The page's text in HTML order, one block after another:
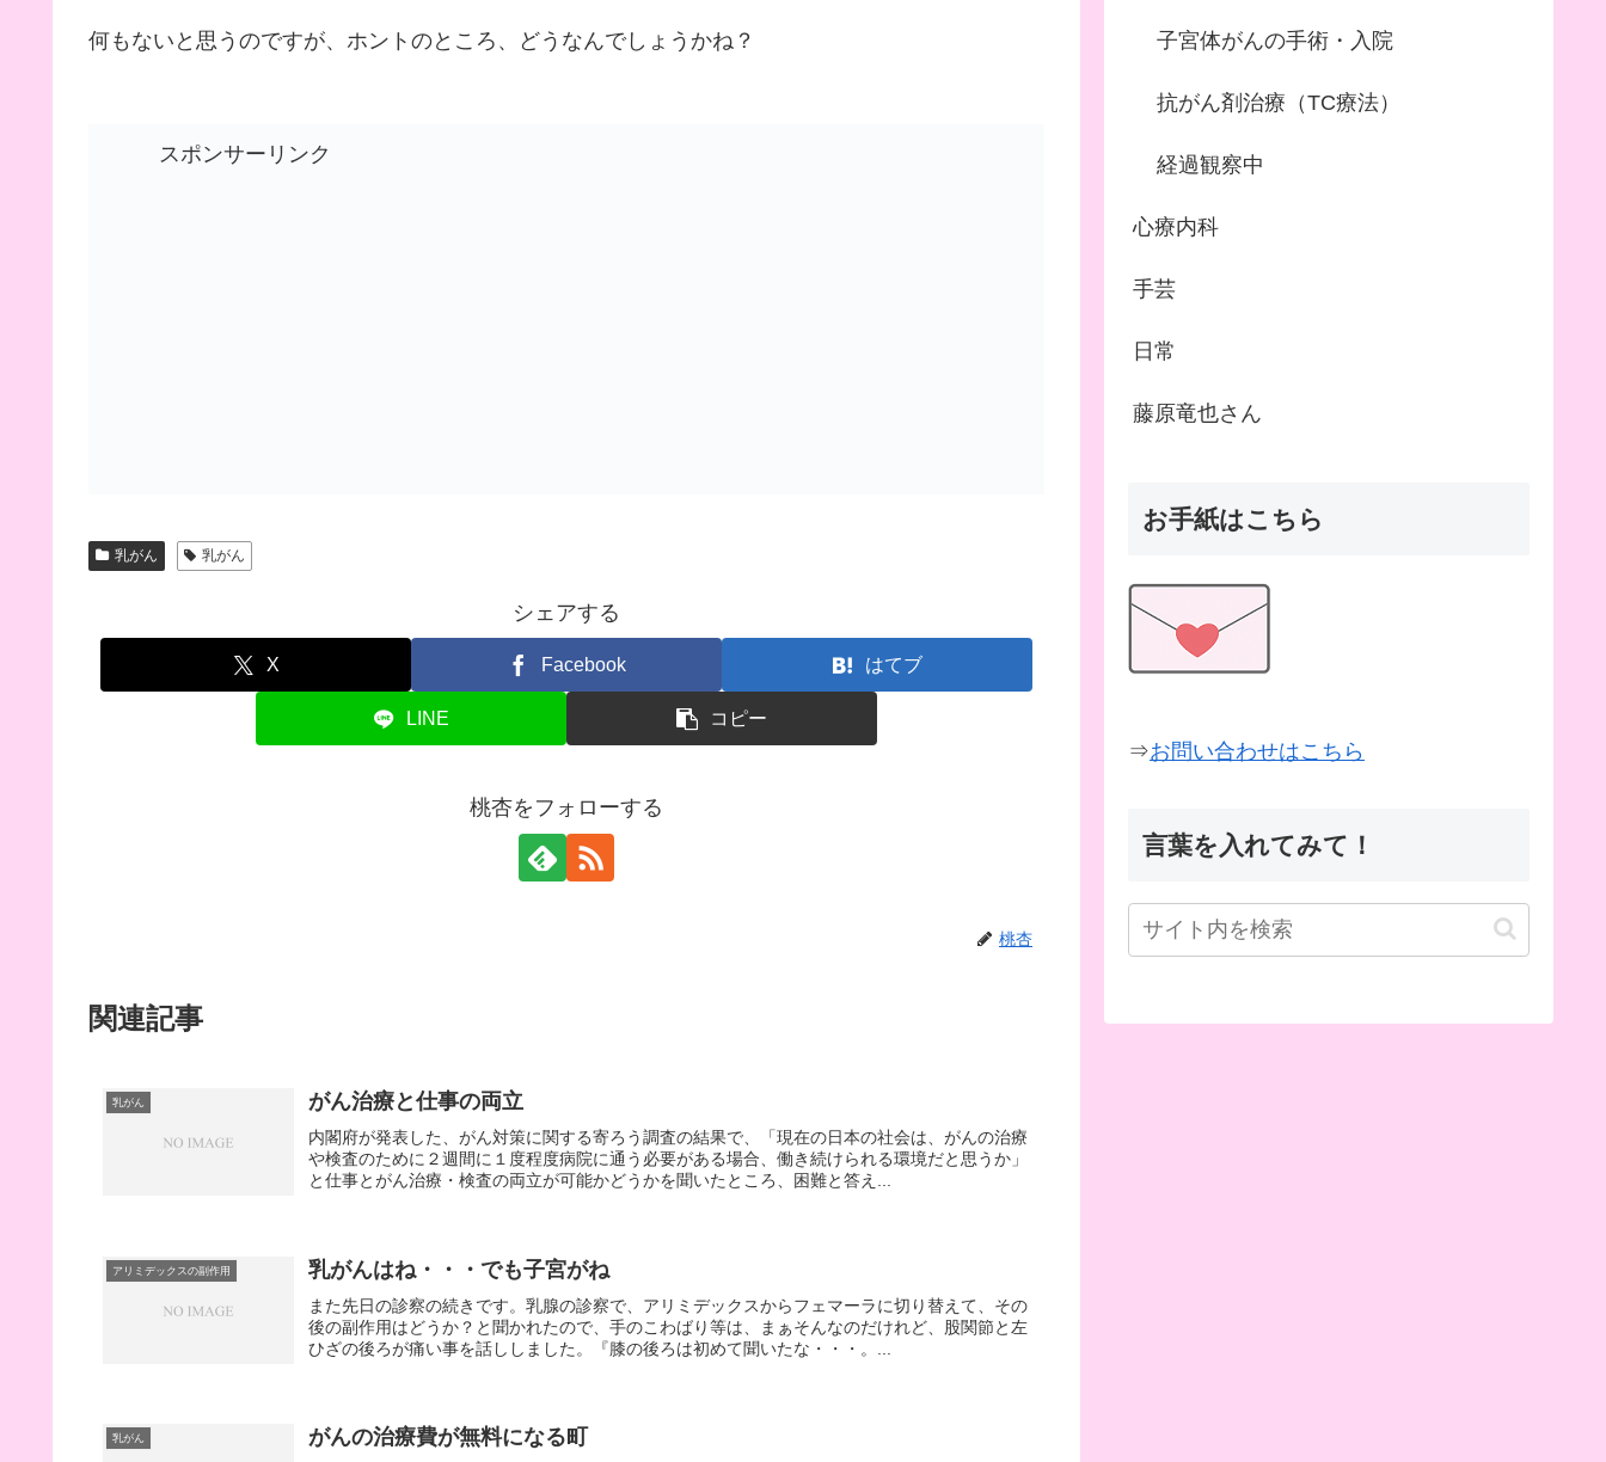
何もないと思うのですが、ホントのところ、どうなんでしょうかね？
スポンサーリンク
乳がん 乳がん
シェアする
X Facebook はてブ
LINE コピー
桃杏をフォローする
桃杏
関連記事
乳がん がん治療と仕事の両立
内閣府が発表した、がん対策に関する寄ろう調査の結果で、「現在の日本の社会は、がんの治療
や検査のために２週間に１度程度病院に通う必要がある場合、働き続けられる環境だと思うか」
と仕事とがん治療・検査の両立が可能かどうかを聞いたところ、困難と答え...
アリミデックスの副作用 乳がんはね・・・でも子宮がね
また先日の診察の続きです。乳腺の診察で、アリミデックスからフェマーラに切り替えて、その
後の副作用はどうか？と聞かれたので、手のこわばり等は、まぁそんなのだけれど、股関節と左
ひざの後ろが痛い事を話ししました。『膝の後ろは初めて聞いたな・・・。...
乳がん がんの治療費が無料になる町
子宮体がんの手術・入院
抗がん剤治療（TC療法）
経過観察中
心療内科
手芸
日常
藤原竜也さん
お手紙はこちら
⇒お問い合わせはこちら
言葉を入れてみて！